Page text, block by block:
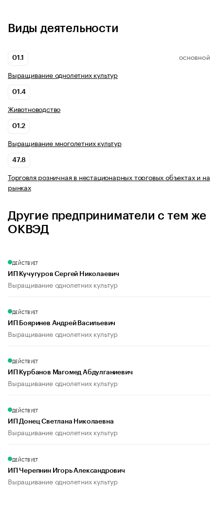
Виды деятельности
01.1 ОСНОВНОЙ
Выращивание однолетних культур
01.4
Животноводство
01.2
Выращивание многолетних культур
47.8
Торговля розничная в нестационарных торговых объектах и на
рынках
Другие предприниматели с тем же
ОКВЭД
ДЕЙСТВУЕТ
ИП Кучугуров Сергей Николаевич
Выращивание однолетних культур
ДЕЙСТВУЕТ
ИП Бояринев Андрей Васильевич
Выращивание однолетних культур
ДЕЙСТВУЕТ
ИП Курбанов Магомед Абдулганиевич
Выращивание однолетних культур
ДЕЙСТВУЕТ
ИП Донец Светлана Николаевна
Выращивание однолетних культур
ДЕЙСТВУЕТ
ИП Черепнин Игорь Александрович
Выращивание однолетних культур